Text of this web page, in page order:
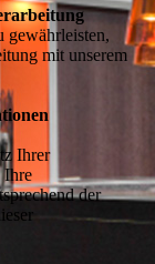
gewährleisten,
mit unserem
Ihrer
Ihre
der